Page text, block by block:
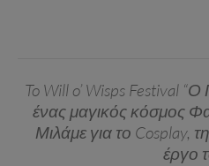
To Will o’ Wisps Festival
ένας μαγικός κόσμος
Μιλάμε για το Cosplay,
έργο